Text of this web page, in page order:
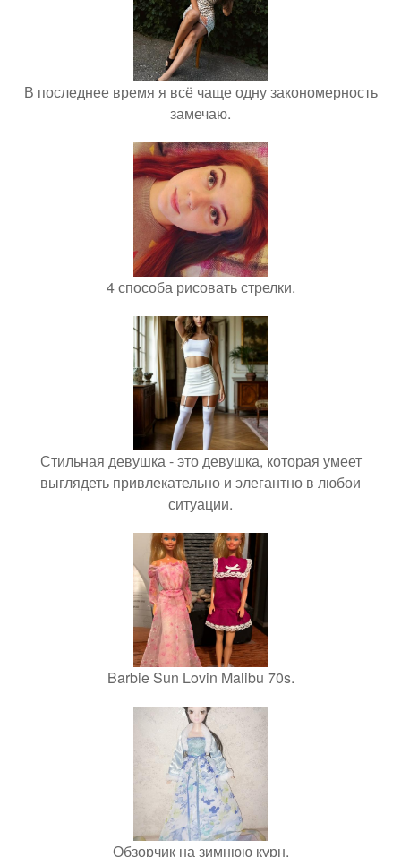
В последнее время я всё чаще одну закономерность
замечаю.
4 способа рисовать стрелки.
Стильная девушка - это девушка, которая умеет
выглядеть привлекательно и элегантно в любои
ситуации.
Barbie Sun Lovin Malibu 70s.
Обзорчик на зимнюю курн.